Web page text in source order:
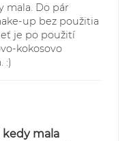
mala. Do pár
up bez použitia
je po použití
kokosovo
:)
kedy mala